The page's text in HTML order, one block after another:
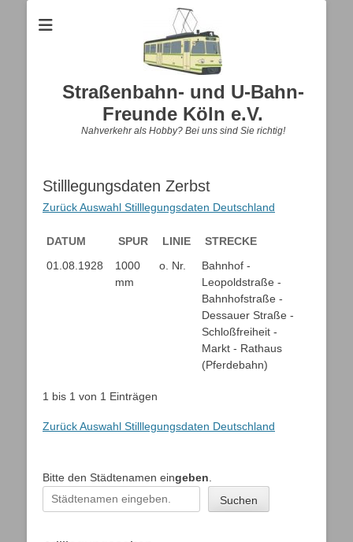
Straßenbahn- und U-Bahn-
Freunde Köln e.V.
Nahverkehr als Hobby? Bei uns sind Sie richtig!
Stilllegungsdaten Zerbst
Zurück Auswahl Stilllegungsdaten Deutschland
DATUM SPUR LINIE
STRECKE
DATUM
SPUR LINIE STRECKE
01.08.1928
1000
mm
o. Nr.
Bahnhof -
Leopoldstraße -
Bahnhofstraße -
Dessauer Straße -
Schloßfreiheit -
Markt - Rathaus
(Pferdebahn)
1 bis 1 von 1 Einträgen
Zurück Auswahl Stilllegungsdaten Deutschland
Bitte den Städtenamen eingeben
Suchen